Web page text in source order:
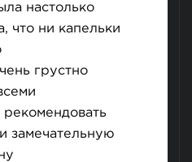
настолько
что ни капельки
грустно
замечательную